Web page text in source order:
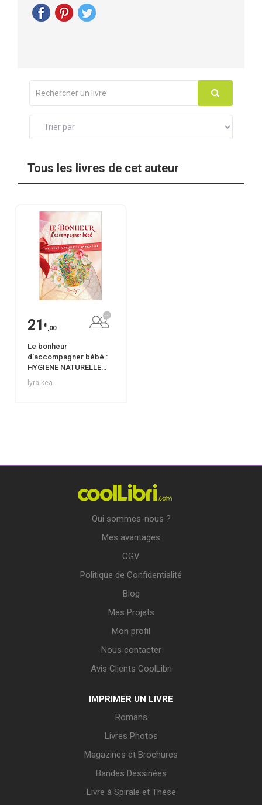
Tous les livres de cet auteur
21 €,00
Le bonheur
d'accompagner bébé :
HYGIENE NATURELLE
INFANTILE
lyra kea
Qui sommes-nous ?
Mes avantages
CGV
Politique de Confidentialité
Blog
Mes Projets
Mon profil
Nous contacter
Avis Clients CoolLibri
IMPRIMER UN LIVRE
Romans
Livres Photos
Magazines et Brochures
Bandes Dessinées
Livre à Spirale et Thèse